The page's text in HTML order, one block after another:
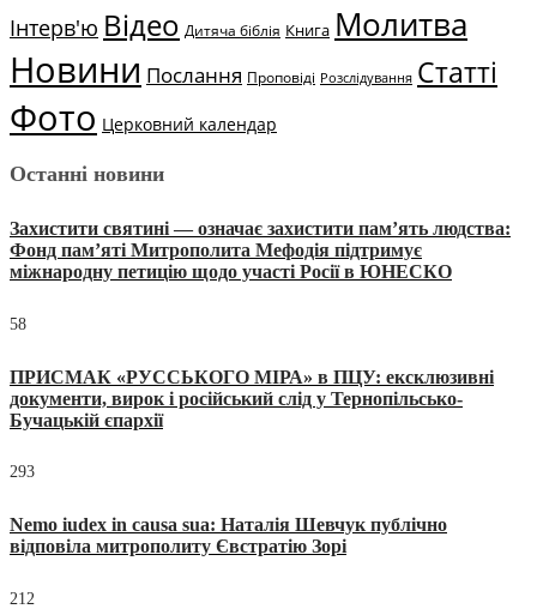
Інтерв'ю Відео Дитяча біблія Книга Молитва
Новини Послання Проповіді Розслідування Статті
Фото Церковний календар
Останні новини
Захистити святині — означає захистити пам’ять людства:
Фонд пам’яті Митрополита Мефодія підтримує
міжнародну петицію щодо участі Росії в ЮНЕСКО
58
ПРИСМАК «РУССЬКОГО МІРА» в ПЦУ: ексклюзивні
документи, вирок і російський слід у Тернопільсько-
Бучацькій єпархії
293
Nemo iudex in causa sua: Наталія Шевчук публічно
відповіла митрополиту Євстратію Зорі
212